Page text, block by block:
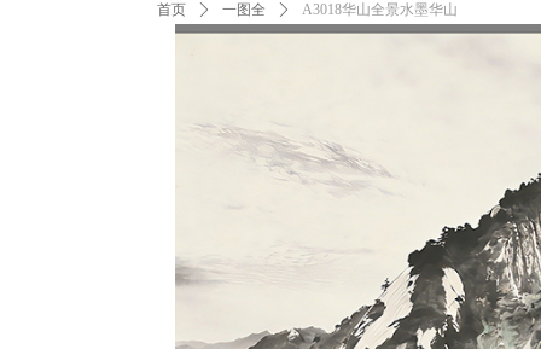
首页 ꄲ 一图全 ꄲ A3018华山全景水墨华山